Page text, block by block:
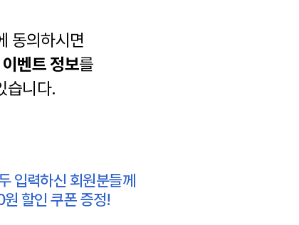
동의하시면
이벤트 정보를
습니다.
입력하신 회원분들께
할인 쿠폰 증정!